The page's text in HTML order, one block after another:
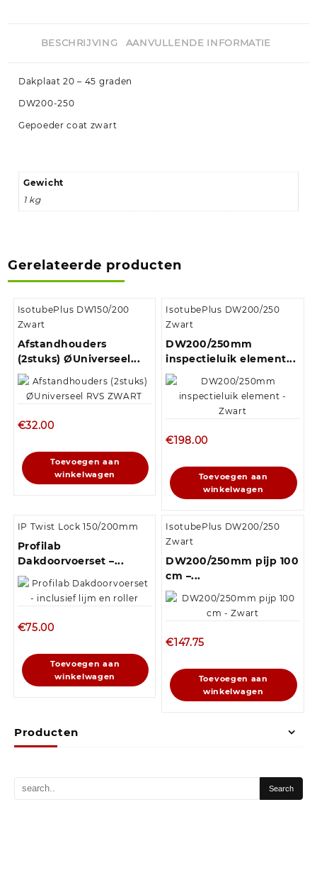
Producten
BESCHRIJVING AANVULLENDE INFORMATIE
Dakplaat 20 – 45 graden
DW200-250
Gepoeder coat zwart
Gewicht
1 kg
Gerelateerde producten
IsotubePlus DW150/200
Zwart
Afstandhouders
(2stuks) ØUniverseel...
€32.00
Toevoegen aan
winkelwagen
IsotubePlus DW200/250
Zwart
DW200/250mm
inspectieluik element...
€198.00
Toevoegen aan
winkelwagen
IP Twist Lock 150/200mm
Profilab
Dakdoorvoerset –...
€75.00
Toevoegen aan
winkelwagen
IsotubePlus DW200/250
Zwart
DW200/250mm pijp 100
cm –...
€147.75
Toevoegen aan
winkelwagen